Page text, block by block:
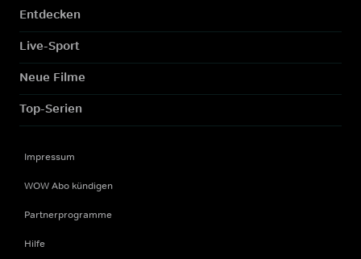
Entdecken
Live-Sport
Neue Filme
Top-Serien
Impressum
WOW Abo kündigen
Partnerprogramme
Hilfe